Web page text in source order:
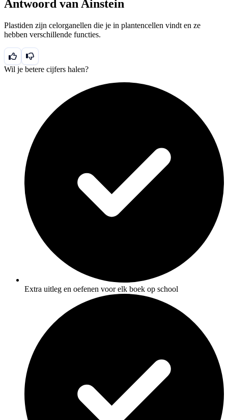
Antwoord van Ainstein
Plastiden zijn celorganellen die je in plantencellen vindt en ze
hebben verschillende functies.
Wil je betere cijfers halen?
Extra uitleg en oefenen voor elk boek op school